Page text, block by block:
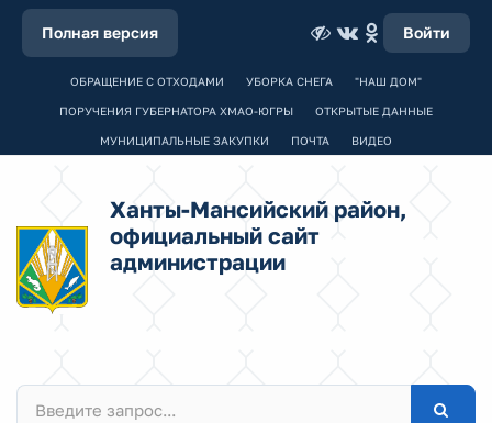
Полная версия Войти
ОБРАЩЕНИЕ С ОТХОДАМИ УБОРКА СНЕГА "НАШ ДОМ"
ПОРУЧЕНИЯ ГУБЕРНАТОРА ХМАО-ЮГРЫ ОТКРЫТЫЕ ДАННЫЕ
МУНИЦИПАЛЬНЫЕ ЗАКУПКИ ПОЧТА ВИДЕО
Ханты-Мансийский район,
официальный сайт
администрации